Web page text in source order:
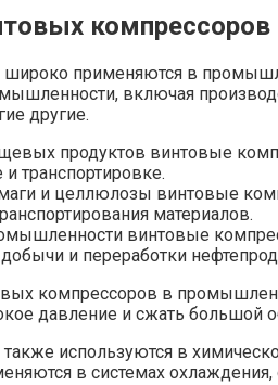
применяются в
включая
другие.
продуктов винтовые
транспортировке.
и целлюлозы винтовые
материалов.
винтовые
и переработки
компрессоров в
давление и сжать большой
используются в
в системах